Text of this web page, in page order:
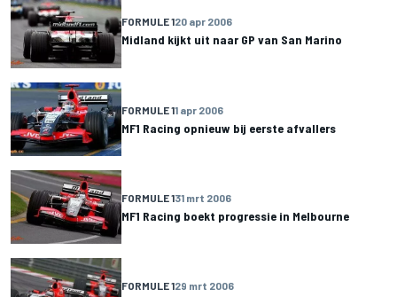
FORMULE 120 apr 2006
Midland kijkt uit naar GP van San Marino
FORMULE 11 apr 2006
MF1 Racing opnieuw bij eerste afvallers
FORMULE 131 mrt 2006
MF1 Racing boekt progressie in Melbourne
FORMULE 129 mrt 2006